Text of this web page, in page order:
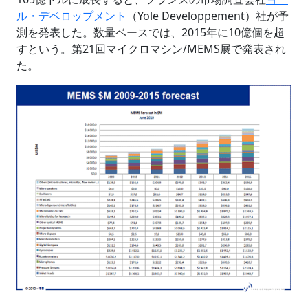
ル・デベロップメント
（Yole Developpement）社が予
測を発表した。数量ベースでは、2015年に10億個を超
すという。第21回マイクロマシン/MEMS展で発表され
た。